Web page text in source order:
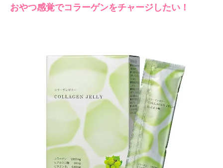
おやつ感覚でコラーゲンをチャージしたい！